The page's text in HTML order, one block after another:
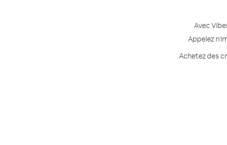
Avec
Appelez
Achetez des